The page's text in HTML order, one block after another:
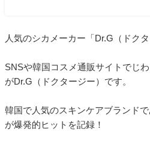
人気のシカメーカー「Dr.G（ドクタ
SNSや韓国コスメ通販サイトでじ
がDr.G（ドクタージー）です。
韓国で人気のスキンケアブランド
が爆発的ヒットを記録！